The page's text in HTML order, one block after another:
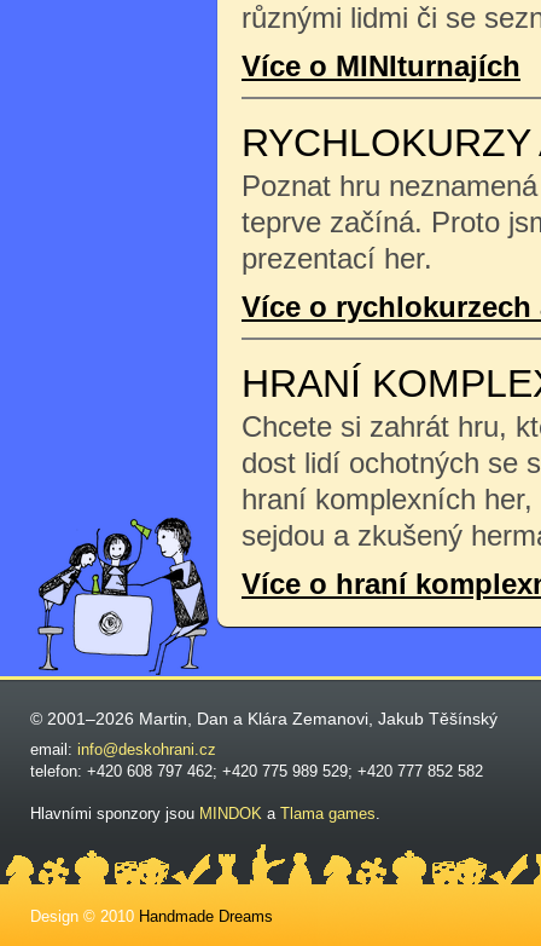
různými lidmi či se
Více o MINIturnajích
Poznat hru
teprve začíná. Proto
prezentací her.
Více o rychlokurzech
HRANÍ
Chcete si zahrát hru,
dost lidí ochotných se
hraní komplexních
sejdou a zkušený
Více o hraní
© 2001–2026 Martin, Dan a Klára Zemanovi, Jakub Těšínský
email: info@deskohrani.cz
telefon: +420 608 797 462; +420 775 989 529; +420 777 852 582
Hlavními sponzory jsou MINDOK a Tlama games.
Design © 2010 Handmade Dreams